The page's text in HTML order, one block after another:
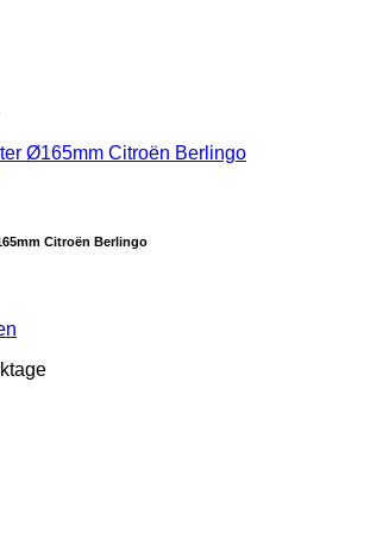
Ø165mm Citroën Berlingo
Citroën Berlingo